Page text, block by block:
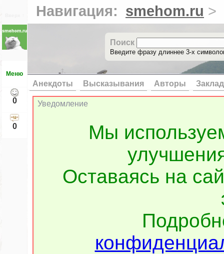
Меню
0
0
Навигация: smehom.ru >
Поиск
Введите фразу длиннее 3-х
Анекдоты Высказывания Авторы
Уведомление
Мы
Оставаясь на